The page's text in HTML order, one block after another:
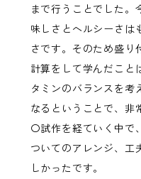
まで行うことでした。
味しさとヘルシーさは
さです。そのため盛り
計算をして学んだこと
タミンのバランスを考
なるということで、非
〇試作を経ていく中で
ついてのアレンジ、工
しかったです。